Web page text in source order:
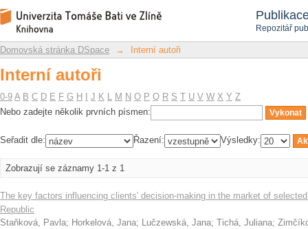
Repozitář
Interní autoři
Repozitář DSpace/Manakin
Domovská stránka DSpace → Interní autoři
Interní autoři
0-9 A B C D E F G H J K L M N O P Q R S T U V W X Y Z
Nebo zadejte několik prvních písmen:
Seřadit dle: Řazení: Výsledky:
Zobrazují se záznamy 1-1 z 1
The key factors influencing clients' decision-making in the market of
Republic
Staňková, Pavla; Horkelová, Jana; Lučzewská, Jana; Tichá, Juliana;